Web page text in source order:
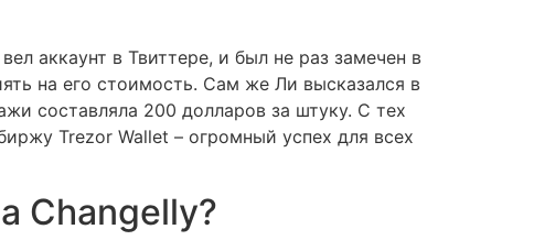
аккаунт в Твиттере, и был не раз замечен в
на его стоимость. Сам же Ли высказался в
составляла 200 долларов за штуку. С тех
Trezor Wallet – огромный успех для всех
Changelly?